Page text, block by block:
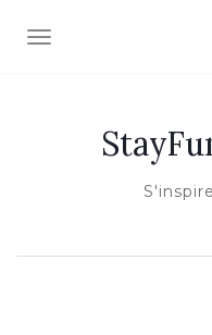
OUVRIR/FERMER LA